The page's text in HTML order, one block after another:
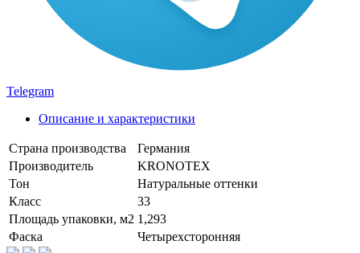
Telegram
Описание и характеристики
Страна производства
Германия
Производитель
KRONOTEX
Тон
Натуральные оттенки
Класс
33
Площадь упаковки, м2 1,293
Фаска
Четырехсторонняя